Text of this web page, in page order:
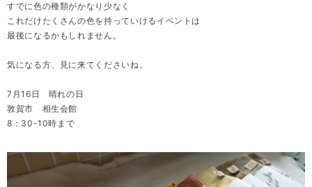
すでに色の種類がかなり少なく
これだけたくさんの色を持っていけるイベントは
最後になるかもしれません。
気になる方、見に来てくださいね。
7月16日 晴れの日
敦賀市 相生会館
8：30-10時まで